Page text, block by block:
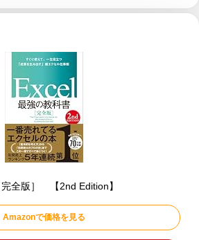
全版］ 【2nd Edition】
Amazonで価格を見る